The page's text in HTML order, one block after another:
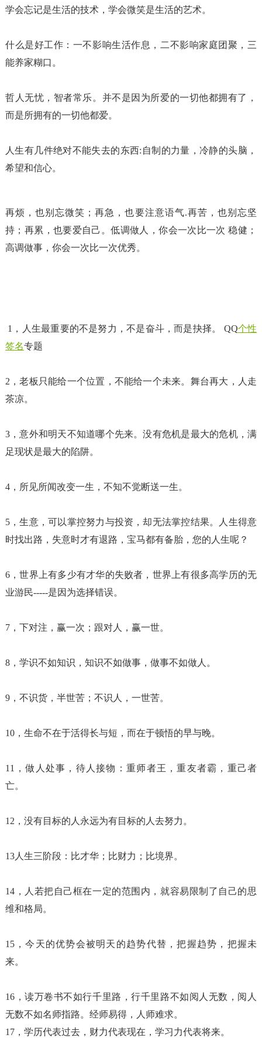
学会忘记是生活的技术，学会微笑是生活的艺术。
什么是好工作：一不影响生活作息，二不影响家庭团聚，三
能养家糊口。
哲人无忧，智者常乐。并不是因为所爱的一切他都拥有了，
而是所拥有的一切他都爱。
人生有几件绝对不能失去的东西:自制的力量，冷静的头脑，
希望和信心。
再烦，也别忘微笑；再急，也要注意语气.再苦，也别忘坚
持；再累，也要爱自己。低调做人，你会一次比一次 稳健；
高调做事，你会一次比一次优秀。
1，人生最重要的不是努力，不是奋斗，而是抉择。 QQ个性
签名专题
2，老板只能给一个位置，不能给一个未来。舞台再大，人走
茶凉。
3，意外和明天不知道哪个先来。没有危机是最大的危机，满
足现状是最大的陷阱。
4，所见所闻改变一生，不知不觉断送一生。
5，生意，可以掌控努力与投资，却无法掌控结果。人生得意
时找出路，失意时才有退路，宝马都有备胎，您的人生呢？
6，世界上有多少有才华的失败者，世界上有很多高学历的无
业游民-----是因为选择错误。
7，下对注，赢一次；跟对人，赢一世。
8，学识不如知识，知识不如做事，做事不如做人。
9，不识货，半世苦；不识人，一世苦。
10，生命不在于活得长与短，而在于顿悟的早与晚。
11，做人处事，待人接物：重师者王，重友者霸，重己者
亡。
12，没有目标的人永远为有目标的人去努力。
13人生三阶段：比才华；比财力；比境界。
14，人若把自己框在一定的范围内，就容易限制了自己的思
维和格局。
15，今天的优势会被明天的趋势代替，把握趋势，把握未
来。
16，读万卷书不如行千里路，行千里路不如阅人无数，阅人
无数不如名师指路。经师易得，人师难求。
17，学历代表过去，财力代表现在，学习力代表将来。